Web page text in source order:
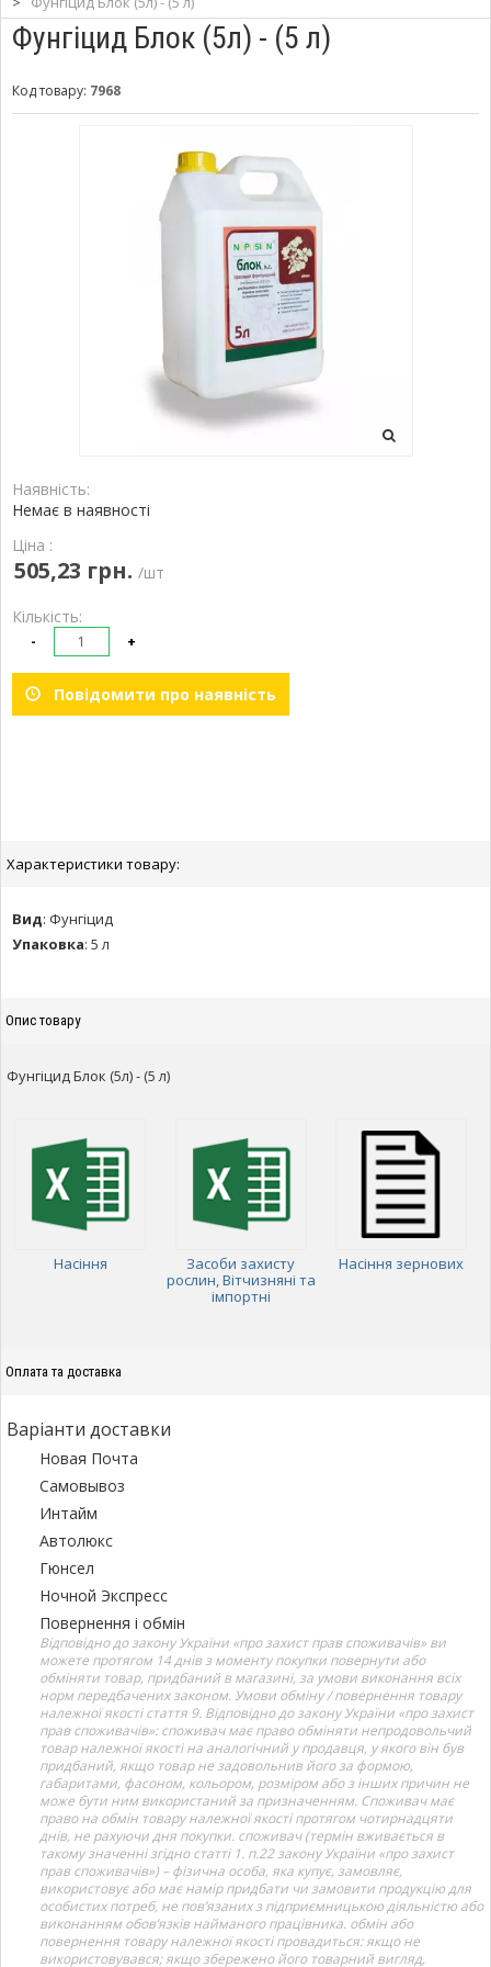
Фунгіцид Блок (5л) - (5 л)
Код товару: 7968
Наявність:
Немає в наявності
Ціна :
505,23 грн. /шт
Кількість:
- +
Повідомити про наявність
Характеристики товару:
Вид: Фунгіцид
Упаковка: 5 л
Опис товару
Фунгіцид Блок (5л) - (5 л)
Насіння
Засоби захисту
рослин, Вітчизняні та
імпортні
Насіння зернових
Оплата та доставка
Варіанти доставки
Новая Почта
Самовывоз
Интайм
Автолюкс
Гюнсел
Ночной Экспресс
Повернення і обмін
Відповідно до закону України «про захист прав споживачів» ви
можете протягом 14 днів з моменту покупки повернути або
обміняти товар, придбаний в магазині, за умови виконання всіх
норм передбачених законом. Умови обміну / повернення товару
належної якості стаття 9. Відповідно до закону України «про захист
прав споживачів»: споживач має право обміняти непродовольчий
товар належної якості на аналогічний у продавця, у якого він був
придбаний, якщо товар не задовольнив його за формою,
габаритами, фасоном, кольором, розміром або з інших причин не
може бути ним використаний за призначенням. Споживач має
право на обмін товару належної якості протягом чотирнадцяти
днів, не рахуючи дня покупки. споживач (термін вживається в
такому значенні згідно статті 1. п.22 закону України «про захист
прав споживачів») – фізична особа, яка купує, замовляє,
використовує або має намір придбати чи замовити продукцію для
особистих потреб, не пов’язаних з підприємницькою діяльністю або
виконанням обов’язків найманого працівника. обмін або
повернення товару належної якості провадиться: якщо не
використовувався; якщо збережено його товарний вигляд,